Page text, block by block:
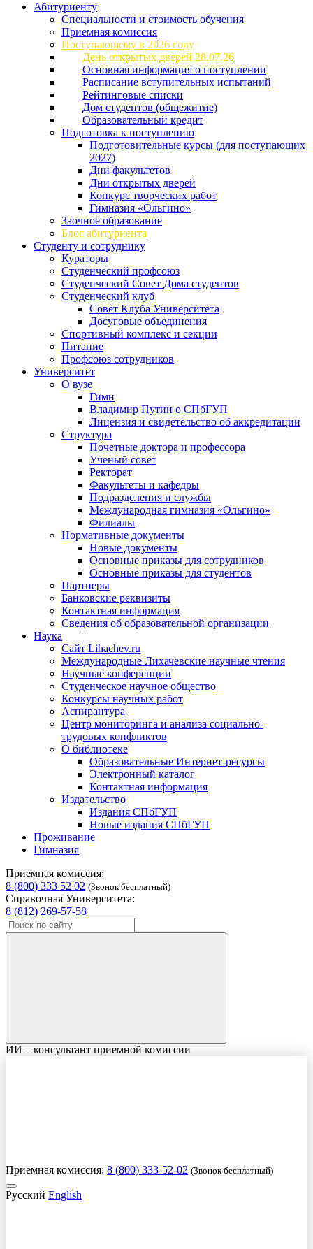
Абитуриенту
Специальности и стоимость обучения
Приемная комиссия
Поступающему в 2026 году
День открытых дверей 28.07.26
Основная информация о поступлении
Расписание вступительных испытаний
Рейтинговые списки
Дом студентов (общежитие)
Образовательный кредит
Подготовка к поступлению
Подготовительные курсы (для поступающих
2027)
Дни факультетов
Дни открытых дверей
Конкурс творческих работ
Гимназия «Ольгино»
Заочное образование
Блог абитуриента
Студенту и сотруднику
Кураторы
Студенческий профсоюз
Студенческий Совет Дома студентов
Студенческий клуб
Совет Клуба Университета
Досуговые объединения
Спортивный комплекс и секции
Питание
Профсоюз сотрудников
Университет
О вузе
Гимн
Владимир Путин о СПбГУП
Лицензия и свидетельство об аккредитации
Структура
Почетные доктора и профессора
Ученый совет
Ректорат
Факультеты и кафедры
Подразделения и службы
Международная гимназия «Ольгино»
Филиалы
Нормативные документы
Новые документы
Основные приказы для сотрудников
Основные приказы для студентов
Партнеры
Банковские реквизиты
Контактная информация
Сведения об образовательной организации
Наука
Сайт Lihachev.ru
Международные Лихачевские научные чтения
Научные конференции
Студенческое научное общество
Конкурсы научных работ
Аспирантура
Центр мониторинга и анализа социально-
трудовых конфликтов
О библиотеке
Образовательные Интернет-ресурсы
Электронный каталог
Контактная информация
Издательство
Издания СПбГУП
Новые издания СПбГУП
Проживание
Гимназия
Приемная комиссия:
8 (800) 333 52 02 (Звонок бесплатный)
Справочная Университета:
8 (812) 269-57-58
ИИ – консультант приемной комиссии
Приемная комиссия: 8 (800) 333-52-02 (Звонок бесплатный)
Русский English